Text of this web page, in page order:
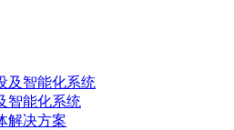
智能化系统